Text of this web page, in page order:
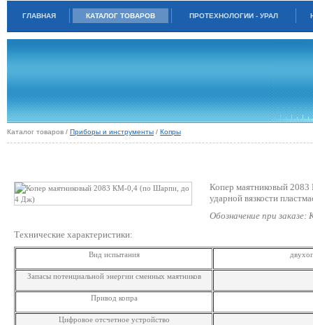
ГЛАВНАЯ КАТАЛОГ ТОВАРОВ ПРОТЕХНОЛОГИИ - УРАЛ
Каталог товаров / Приборы и инструменты / Копры
Копер маятниковый 2083
ударной вязкости
Обозначение при
Технические характеристики:
Вид испытания
Запасы потенциальной энергии сменных маятников
Привод копра
Цифровое отсчетное устройство